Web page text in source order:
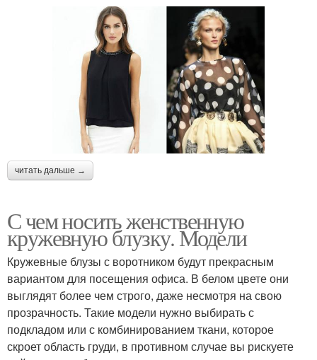
читать дальше →
С чем носить женственную
кружевную блузку. Модели
Кружевные блузы с воротником будут прекрасным
вариантом для посещения офиса. В белом цвете они
выглядят более чем строго, даже несмотря на свою
прозрачность. Такие модели нужно выбирать с
подкладом или с комбинированием ткани, которое
скроет область груди, в противном случае вы рискуете